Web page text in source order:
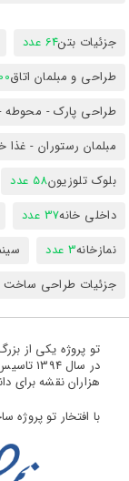
جزئیات بتن64 عدد
طراحی و مبلمان اتاق300 عدد
طراحی پارک - محوطه -
مبلمان رستوران -
بلوک تلوزیون58 عدد
داخلی خانه37 عدد
نمازخانه3 عدد
جزئیات طراحی ساخت
تو پروژه یکی از
در سال
هزاران نقشه برای
با افتخار تو پروژه